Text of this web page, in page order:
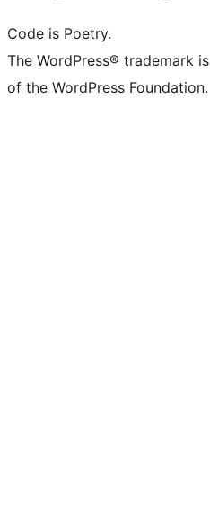
Code is Poetry.
The WordPress® trademark
of the WordPress Foundation.